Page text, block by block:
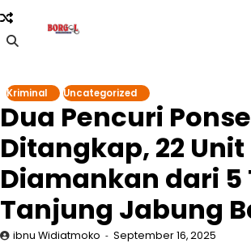
Skip
to
content
Kriminal Uncategorized
Dua Pencuri
Ditangkap, 22 Unit
Diamankan dari 5
Tanjung Jabung
ibnu Widiatmoko September 16, 2025